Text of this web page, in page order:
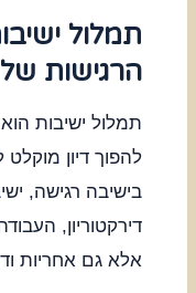
תמלול
הרגישות
תמלול ישיבות
להפוך דיון
בישיבה רגישה,
דירקטוריון,
אלא גם אחריות